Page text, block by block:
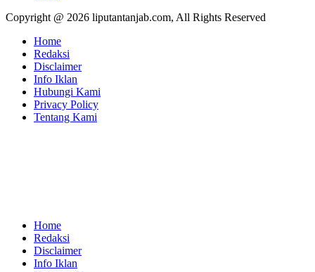
Copyright @ 2026 liputantanjab.com, All Rights Reserved
Home
Redaksi
Disclaimer
Info Iklan
Hubungi Kami
Privacy Policy
Tentang Kami
Home
Redaksi
Disclaimer
Info Iklan